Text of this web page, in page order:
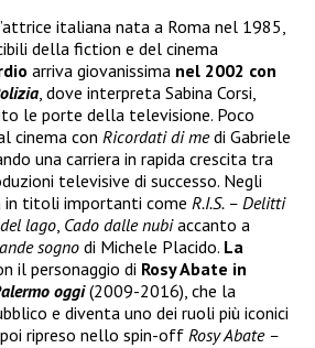
italiana nata a Roma nel 1985,
della fiction e del cinema
arriva giovanissima nel 2002 con
, dove interpreta Sabina Corsi,
le porte della televisione. Poco
cinema con Ricordati di medi Gabriele
una carriera in rapida crescita tra
televisive di successo. Negli
in titoli importanti come R.I.S. – Delitti
lago, Cado dalle nubiaccanto a
sogno di Michele Placido. La
il personaggio di Rosy Abate in
oggi(2009-2016), che la
e diventa uno dei ruoli più iconici
ripreso nello spin-off Rosy Abate –